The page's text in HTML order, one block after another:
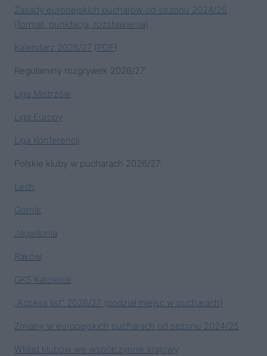
Zasady europejskich pucharów od sezonu 2024/25
(format, punktacja, rozstawienia)
Kalendarz 2026/27 (PDF)
Regulaminy rozgrywek 2026/27:
Liga Mistrzów
Liga Europy
Liga Konferencji
Polskie kluby w pucharach 2026/27:
Lech
Górnik
Jagiellonia
Raków
GKS Katowice
„Access list” 2026/27 (podział miejsc w pucharach)
Zmiany w europejskich pucharach od sezonu 2024/25
Wkład klubów we współczynnik krajowy